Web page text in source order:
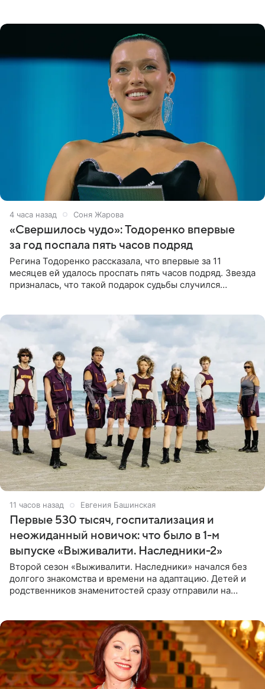
4 часа назад Соня Жарова
«Свершилось чудо»: Тодоренко впервые
за год поспала пять часов подряд
Регина Тодоренко рассказала, что впервые за 11
месяцев ей удалось проспать пять часов подряд. Звезда
призналась, что такой подарок судьбы случился
11 часов назад Евгения Башинская
Первые 530 тысяч, госпитализация и
неожиданный новичок: что было в 1-м
выпуске «Выживалити. Наследники-2»
Второй сезон «Выживалити. Наследники» начался без
долгого знакомства и времени на адаптацию. Детей и
родственников знаменитостей сразу отправили на